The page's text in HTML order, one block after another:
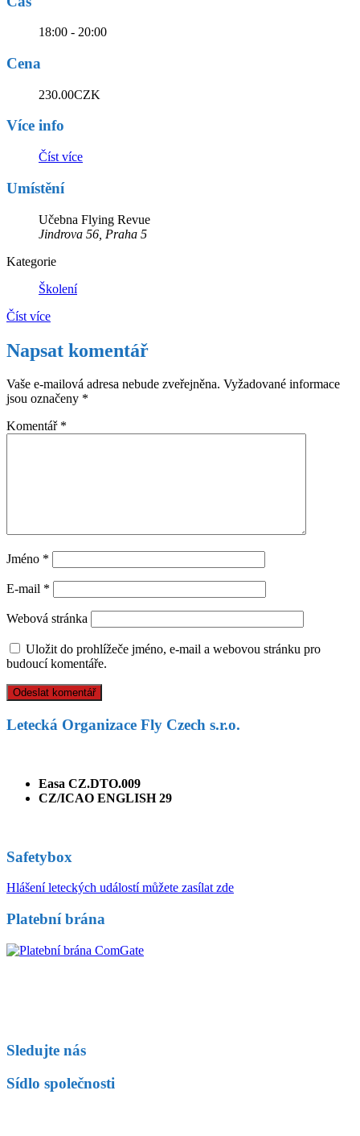
18:00 - 20:00
Cena
230.00CZK
Více info
Číst více
Umístění
Učebna Flying Revue
Jindrova 56, Praha 5
Kategorie
Školení
Číst více
Napsat komentář
Vaše e-mailová adresa nebude zveřejněna. Vyžadované informace
jsou označeny *
Komentář *
Jméno *
E-mail *
Webová stránka
Uložit do prohlížeče jméno, e-mail a webovou stránku pro
budoucí komentáře.
Letecká Organizace Fly Czech s.r.o.
Easa CZ.DTO.009
CZ/ICAO ENGLISH 29
Safetybox
Hlášení leteckých událostí můžete zasílat zde
Platební brána
Sledujte nás
Sídlo společnosti